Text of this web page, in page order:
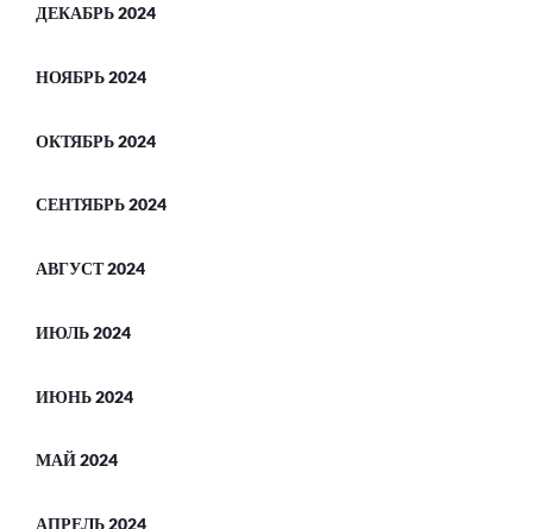
ДЕКАБРЬ 2024
НОЯБРЬ 2024
ОКТЯБРЬ 2024
СЕНТЯБРЬ 2024
АВГУСТ 2024
ИЮЛЬ 2024
ИЮНЬ 2024
МАЙ 2024
АПРЕЛЬ 2024